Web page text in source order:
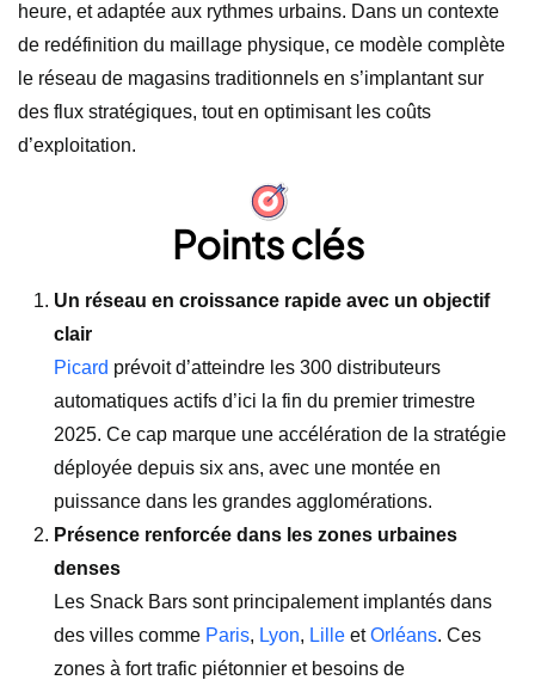
heure, et adaptée aux rythmes urbains. Dans un contexte
de redéfinition du maillage physique, ce modèle complète
le réseau de magasins traditionnels en s’implantant sur
des flux stratégiques, tout en optimisant les coûts
d’exploitation.
Points clés
Un réseau en croissance rapide avec un objectif
clair
Picard prévoit d’atteindre les 300 distributeurs
automatiques actifs d’ici la fin du premier trimestre
2025. Ce cap marque une accélération de la stratégie
déployée depuis six ans, avec une montée en
puissance dans les grandes agglomérations.
Présence renforcée dans les zones urbaines
denses
Les Snack Bars sont principalement implantés dans
des villes comme Paris, Lyon, Lille etOrléans. Ces
zones à fort trafic piétonnier et besoins de